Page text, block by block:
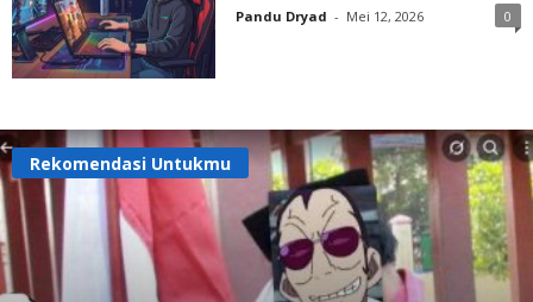
Pandu Dryad - Mei 12, 2026 0
Rekomendasi Untukmu